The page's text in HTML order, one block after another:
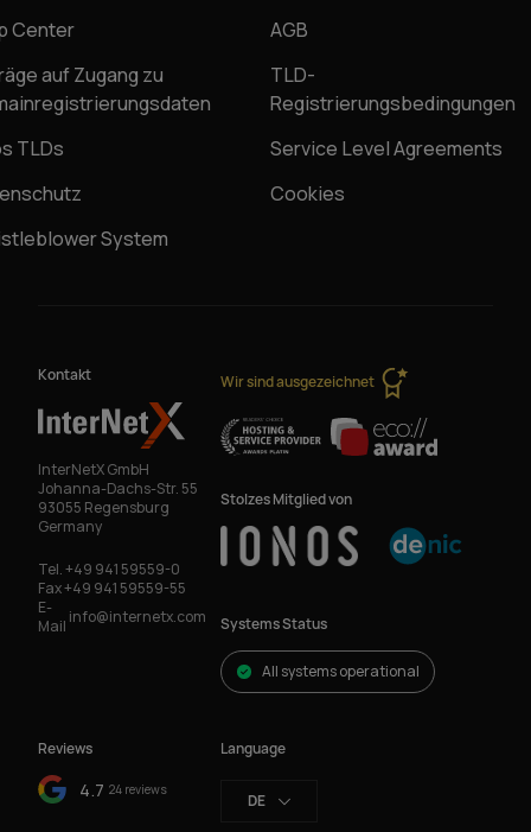
Center
AGB
auf Zugang zu
TLD-
Registrierungsbedingungen
TLDs
Service Level Agreements
Cookies
System
Kontakt
InterNetX GmbH
Johanna-Dachs-Str. 55
93055 Regensburg
Germany
Tel.+49 941 59559-0
Fax+49 941 59559-55
E-
Mail info@internetx.com
Wir sind ausgezeichnet
Stolzes Mitglied von
Reviews
4.7 24 reviews
Systems Status
All systems operational
Language
DE